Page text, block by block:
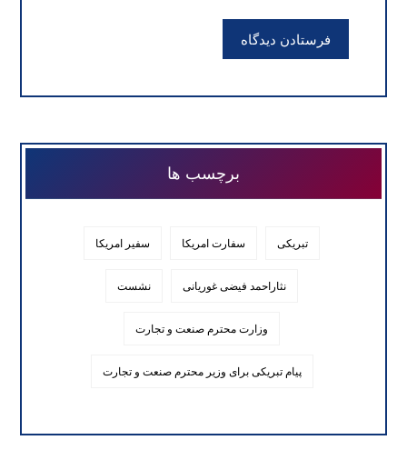
فرستادن دیدگاه
برچسب ها
تبریکی سفارت امریکا سفیر امریکا
نثاراحمد فیضی غوریانی نشست
وزارت محترم صنعت و تجارت
پیام تبریکی برای وزیر محترم صنعت و تجارت